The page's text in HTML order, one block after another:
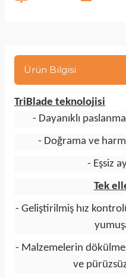
Ürün Bilgisi
TriBlade teknolojisi
- Dayanıklı
- Doğrama ve
- Eşsiz
Tek
- Geliştirilmiş hız
- Malzemelerin
ve